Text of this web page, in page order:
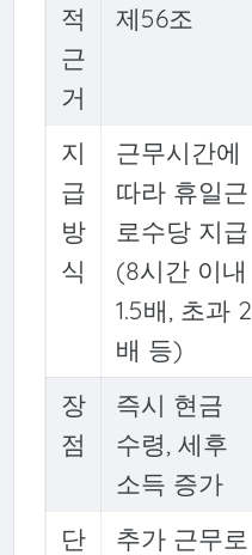
적
근
거
제56조
지
급
방
식
근무시간에
따라 휴일근
로수당 지급
(8시간 이내
1.5배, 초과 2
배 등)
장
점
즉시 현금
수령, 세후
소득 증가
단
추가 근무로